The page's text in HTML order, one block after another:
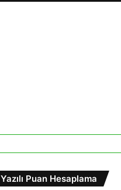
Yazılı Puan Hesaplama